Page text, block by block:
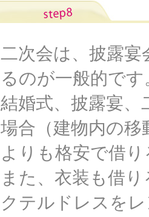
二次会は、披露
るのが一般的です
結婚式、披露宴、
場合（建物内の
よりも格安で借
また、衣装も借
クテルドレスを